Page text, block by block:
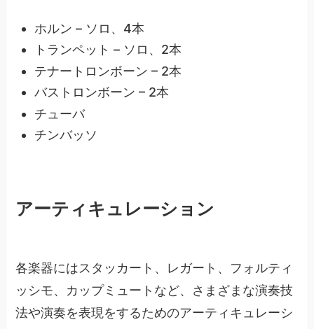
ホルン – ソロ、4本
トランペット – ソロ、2本
テナートロンボーン – 2本
バストロンボーン – 2本
チューバ
チンバッソ
アーティキュレーション
各楽器にはスタッカート、レガート、フォルティ
ッシモ、カップミュートなど、さまざまな演奏技
法や演奏を表現をするためのアーティキュレーシ